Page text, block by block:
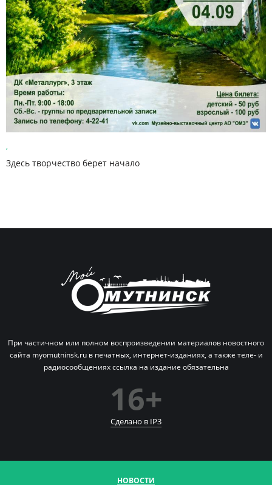
,
Здесь творчество берет начало
При частичном или полном воспроизведении материалов новостного
сайта myomutninsk.ru в печатных, интернет-изданиях, а также теле- и
радиосообщениях ссылка на издание обязательна
16+
Сделано в IP3
НОВОСТИ